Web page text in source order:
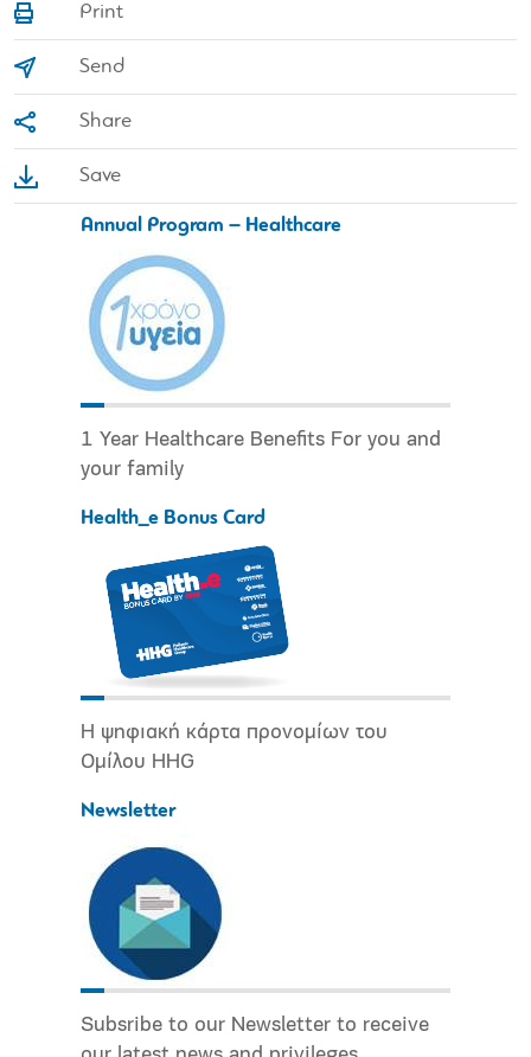
Print
Send
Share
Save
Annual Program – Healthcare
1 Year Healthcare Benefits For you and
your family
Health_e Bonus Card
Η ψηφιακή κάρτα προνομίων του
Ομίλου HHG
Newsletter
Subsribe to our Newsletter to receive